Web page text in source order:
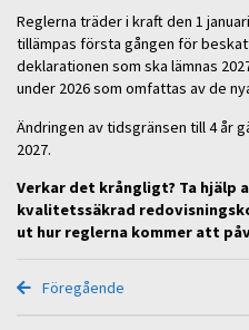
Reglerna träder i kraft den 1
tillämpas första gången för
deklarationen som ska lämnas
under 2026 som omfattas av de
Ändringen av tidsgränsen till 4 år
2027.
Verkar det krångligt? Ta hjälp
kvalitetssäkrad
ut hur reglerna kommer att
Föregående